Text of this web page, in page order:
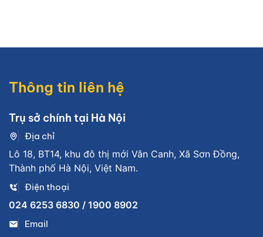
Thông tin liên hệ
Trụ sở chính tại Hà Nội
Địa chỉ
Lô 18, BT14, khu đô thị mới Vân Canh, Xã Sơn Đồng,
Thành phố Hà Nội, Việt Nam.
Điện thoại
024 6253 6830 / 1900 8902
Email